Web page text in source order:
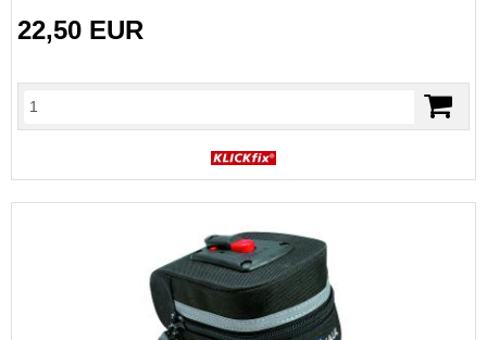
22,50 EUR